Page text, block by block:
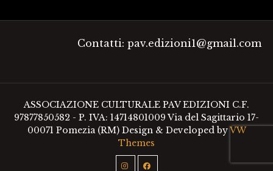
Contatti: pav.edizioni1@gmail.com
ASSOCIAZIONE CULTURALE PAV EDIZIONI C.F.
97877850582 - P. IVA: 14714801009 Via del Sagittario 17-
00071 Pomezia (RM)Design & Developed byVW
Themes